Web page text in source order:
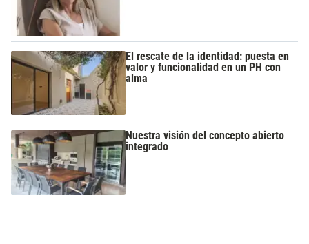
El rescate de la identidad: puesta en
valor y funcionalidad en un PH con
alma
Nuestra visión del concepto abierto
integrado